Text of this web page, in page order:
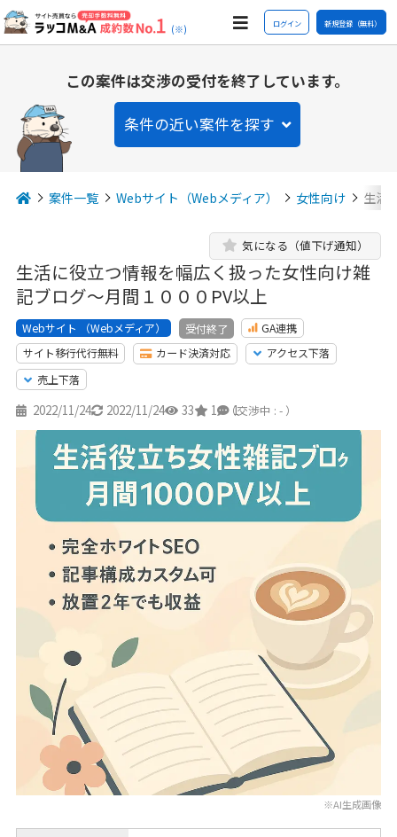
(※) ログイン 新規登録（無料）
この案件は交渉の受付を終了しています。
条件の近い案件を探す
案件一覧 Webサイト（Webメディア） 女性向け 生活
生活に役立つ情報を幅広く扱った女性向け雑
記ブログ～月間１０００PV以上
気になる（値下げ通知）
Webサイト （Webメディア） 受付終了
GA連携
サイト移行代行無料
カード決済対応
アクセス下落
売上下落
2022/11/24 2022/11/24 33 1 1
（交渉中 : - ）
※AI生成画像